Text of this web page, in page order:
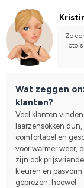
Zo
Wat zeggen
klanten?
Veel klanten
laarzensokken dun,
comfortabel en
voor warmer weer,
zijn ook
kleuren en
geprezen, hoewel